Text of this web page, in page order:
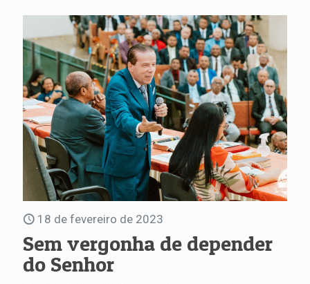
18 de fevereiro de 2023
Sem vergonha de depender
do Senhor